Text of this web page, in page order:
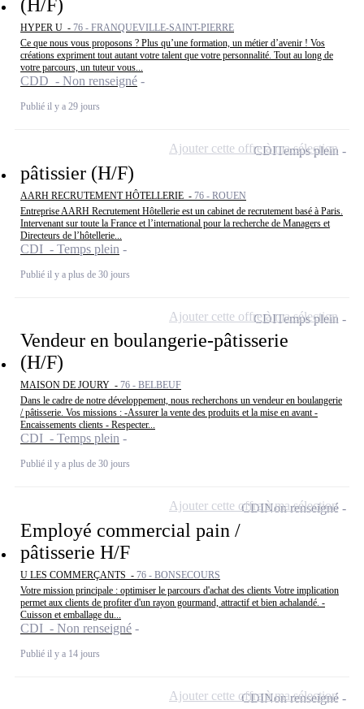
(H/F)
HYPER U - 76 - FRANQUEVILLE-SAINT-PIERRE
Ce que nous vous proposons ? Plus qu’une formation, un métier d’avenir ! Vos
créations expriment tout autant votre talent que votre personnalité. Tout au long de
votre parcours, un tuteur vous...
CDD - Non renseigné
Publié il y a 29 jours
pâtissier (H/F)
AARH RECRUTEMENT HÔTELLERIE - 76 - ROUEN
Entreprise AARH Recrutement Hôtellerie est un cabinet de recrutement basé à Paris.
Intervenant sur toute la France et l’international pour la recherche de Managers et
Directeurs de l’hôtellerie...
CDI - Temps plein
Publié il y a plus de 30 jours
CDITemps plein
Ajouter cette offre à ma sélection
Vendeur en boulangerie-pâtisserie
(H/F)
MAISON DE JOURY - 76 - BELBEUF
Dans le cadre de notre développement, nous recherchons un vendeur en boulangerie
/ pâtisserie. Vos missions : -Assurer la vente des produits et la mise en avant -
Encaissements clients - Respecter...
CDI - Temps plein
Publié il y a plus de 30 jours
CDITemps plein
Ajouter cette offre à ma sélection
Employé commercial pain /
pâtisserie H/F
U LES COMMERÇANTS - 76 - BONSECOURS
Votre mission principale : optimiser le parcours d'achat des clients Votre implication
permet aux clients de profiter d'un rayon gourmand, attractif et bien achalandé. -
Cuisson et emballage du...
CDI - Non renseigné
Publié il y a 14 jours
CDINon renseigné
Ajouter cette offre à ma sélection
CDINon renseigné
Ajouter cette offre à ma sélection